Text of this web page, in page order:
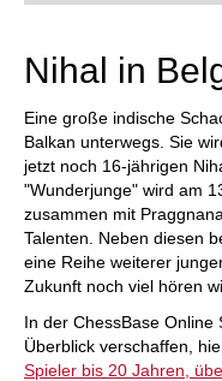
individueller als je zuvor.
Nihal in
Eine große indische
Balkan unterwegs. Sie
jetzt noch 16-jährigen
"Wunderjunge" wird am
zusammen mit
Talenten. Neben diesen
eine Reihe weiterer
Zukunft noch viel hören
In der ChessBase Online
Überblick verschaffen,
Spieler bis 20 Jahren,